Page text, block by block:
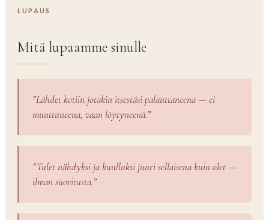
LUPAUS
Mitä lupaamme sinulle
”Lähdet kotiin jotakin itsestäsi palauttaneena — ei
muuttuneena, vaan löytyneenä.”
”Tulet nähdyksi ja kuulluksi juuri sellaisena kuin olet —
ilman suoritusta.”